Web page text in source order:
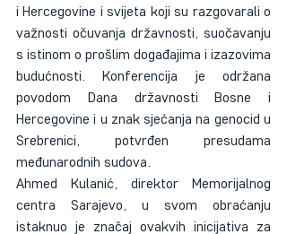
i Hercegovine i svijeta koji su razgovarali o
važnosti očuvanja državnosti, suočavanju
s istinom o prošlim događajima i izazovima
budućnosti. Konferencija je održana
povodom Dana državnosti Bosne i
Hercegovine i u znak sjećanja na genocid u
Srebrenici, potvrđen presudama
međunarodnih sudova.
Ahmed Kulanić, direktor Memorijalnog
centra Sarajevo, u svom obraćanju
istaknuo je značaj ovakvih inicijativa za